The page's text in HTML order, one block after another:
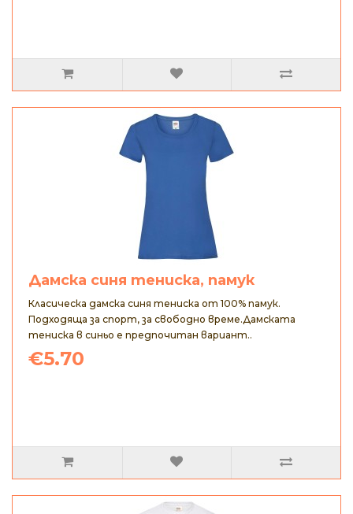
Дамска синя тениска, памук
Класическа дамска синя тениска от 100% памук.
Подходяща за спорт, за свободно време.Дамската
тениска в синьо е предпочитан вариант..
€5.70